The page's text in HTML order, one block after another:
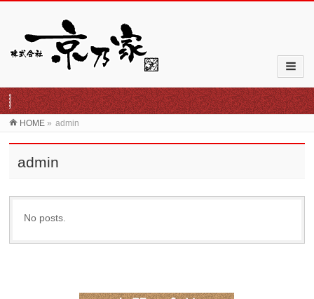
HOME » admin
admin
No posts.